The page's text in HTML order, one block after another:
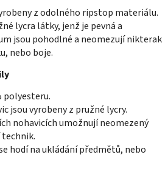
z odolného ripstop materiálu.
lycra látky, jenž je pevná a
jsou pohodlné a neomezují nikterak
nebo boje.
polyesteru.
jsou vyrobeny z pružné lycry.
nohavicích umožnují neomezený
technik.
hodí na ukládání předmětů, nebo